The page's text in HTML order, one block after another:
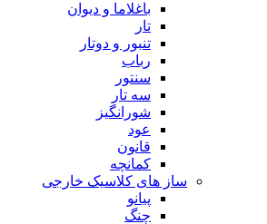
باغلاما و دیوان
تار
تنبور و دوتار
رباب
سنتور
سه تار
شورانگیز
عود
قانون
کمانچه
ساز های کلاسیک خارجی
پیانو
چنگ